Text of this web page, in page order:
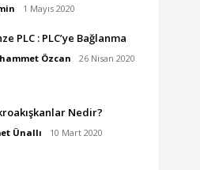
1 Mayıs 2020
PLC : PLC’ye Bağlanma
Özcan 26 Nisan 2020
Nedir?
Ünallı 10 Mart 2020